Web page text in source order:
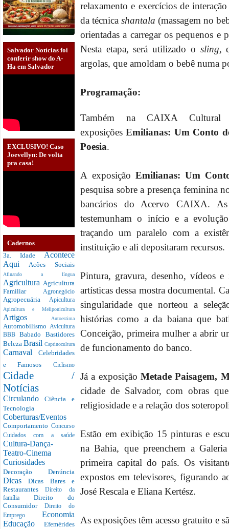
Salvador Notícias foi
conferir show do A-
Ha em Salvador
EXCLUSIVO! Caso
Joevellyn: De volta
pra casa!
Cadernos
3a. Idade Acontece
Aqui Acões Sociais
Afinando a língua
Agricultura Agricultura
Familiar Agronegócio
Agropecuária Apicultura
Apicultura e Meliponicultura
Artigos Autoestima
Automobilismo Avicultura
BBBBabado Bastidores
Beleza Brasil Caprinocultura
Carnaval Celebridades
e Famosos Ciclismo
Cidade /
Notícias
CirculandoCiência e
Tecnologia
Coberturas/Eventos
Comportamento Concurso
Cuidados com a saúde
Cultura-Dança-
Teatro-Cinema
Curiosidades
Decoração Denúncia
DicasDicas Bares e
RestaurantesDireito da
família Direito do
Consumidor Direito do
Emprego Economia
Educação Efemérides
relaxamento e exercícios de
da técnica shantala (massagem no
orientadas a carregar os pequenos e
Nesta etapa, será utilizado o sling,
argolas, que amoldam o bebê numa
Programação:
Também na CAIXA
exposiçõesEmilianas: Um Conto
Poesia.
A exposição Emilianas: Um
pesquisa sobre a presença feminina
bancários do Acervo CAIXA.
testemunham o início e a
traçando um paralelo com a
instituição e ali depositaram recursos.
Pintura, gravura, desenho, vídeos e
artísticas dessa mostra documental.
singularidade que norteou a
histórias como a da baiana que
Conceição, primeira mulher a abrir
de funcionamento do banco.
Já a exposição Metade Paisagem,
cidade de Salvador, com obras
religiosidade e a relação dos
Estão em exibição 15 pinturas e
na Bahia, que preenchem a
primeira capital do país. Os
expostos em televisores, figurando
José Rescala e Eliana Kertész.
As exposições têm acesso gratuito e